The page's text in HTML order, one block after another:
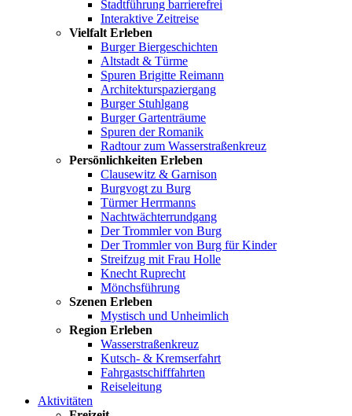
Stadtführung barrierefrei
Interaktive Zeitreise
Vielfalt Erleben
Burger Biergeschichten
Altstadt & Türme
Spuren Brigitte Reimann
Architekturspaziergang
Burger Stuhlgang
Burger Gartenträume
Spuren der Romanik
Radtour zum Wasserstraßenkreuz
Persönlichkeiten Erleben
Clausewitz & Garnison
Burgvogt zu Burg
Türmer Herrmanns
Nachtwächterrundgang
Der Trommler von Burg
Der Trommler von Burg für Kinder
Streifzug mit Frau Holle
Knecht Ruprecht
Mönchsführung
Szenen Erleben
Mystisch und Unheimlich
Region Erleben
Wasserstraßenkreuz
Kutsch- & Kremserfahrt
Fahrgastschifffahrten
Reiseleitung
Aktivitäten